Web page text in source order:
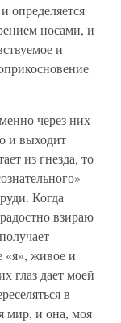
определяется
носами, и
и
через них
и выходит
из гнезда, то
Когда
взираю
«я», живое и
глаз дает моей
в
мир, и она, моя